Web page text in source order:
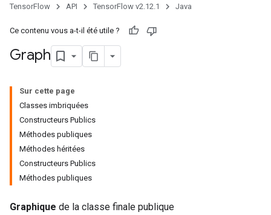
TensorFlow API TensorFlow v2.12.1 Java
Ce contenu vous a-t-il été utile ?
Graph
Sur cette page
Classes imbriquées
Constructeurs Publics
Méthodes publiques
Méthodes héritées
Constructeurs Publics
Méthodes publiques
Graphique de la classe finale publique